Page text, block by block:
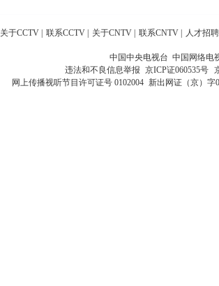
关于CCTV | 联系CCTV | 关于CNTV | 联系CNTV | 人才招聘
中国中央电视台 中国网络电
违法和不良信息举报 京ICP证060535号
网上传播视听节目许可证号 0102004 新出网证（京）